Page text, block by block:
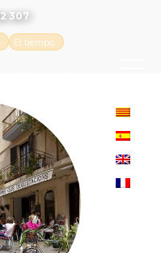
307
El tiempo